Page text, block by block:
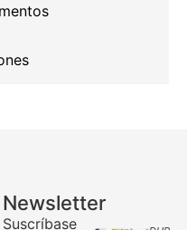
Newsletter
Suscríbase